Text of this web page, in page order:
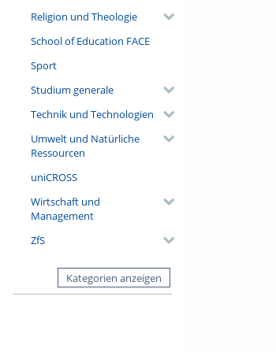
Religion und Theologie
School of Education FACE
Sport
Studium generale
Technik und Technologien
Umwelt und Natürliche
Ressourcen
uniCROSS
Wirtschaft und
Management
ZfS
Kategorien anzeigen